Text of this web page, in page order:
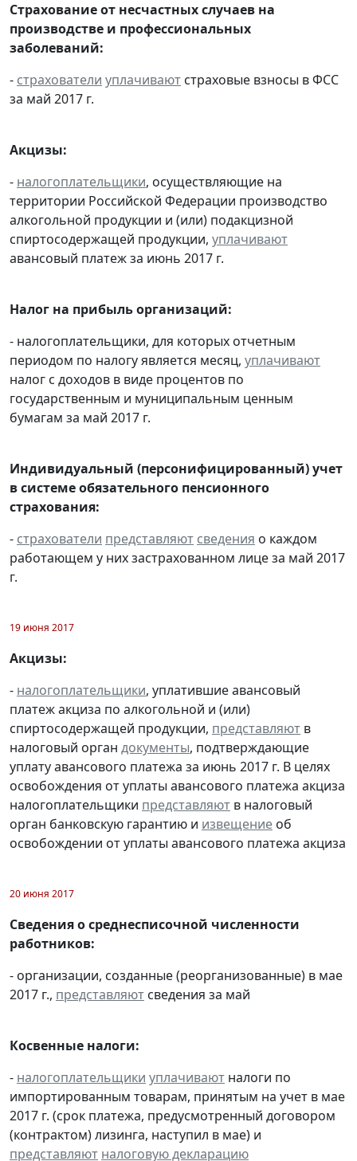
Страхование от несчастных случаев на
производстве и профессиональных
заболеваний:
- страхователи уплачивают страховые взносы в ФСС
за май 2017 г.
Акцизы:
- налогоплательщики, осуществляющие на
территории Российской Федерации производство
алкогольной продукции и (или) подакцизной
спиртосодержащей продукции, уплачивают
авансовый платеж за июнь 2017 г.
Налог на прибыль организаций:
- налогоплательщики, для которых отчетным
периодом по налогу является месяц, уплачивают
налог с доходов в виде процентов по
государственным и муниципальным ценным
бумагам за май 2017 г.
Индивидуальный (персонифицированный) учет
в системе обязательного пенсионного
страхования:
- страхователи представляют сведения о каждом
работающем у них застрахованном лице за май 2017
г.
19 июня 2017
Акцизы:
- налогоплательщики, уплатившие авансовый
платеж акциза по алкогольной и (или)
спиртосодержащей продукции, представляют в
налоговый орган документы, подтверждающие
уплату авансового платежа за июнь 2017 г. В целях
освобождения от уплаты авансового платежа акциза
налогоплательщики представляют в налоговый
орган банковскую гарантию и извещение об
освобождении от уплаты авансового платежа акциза
20 июня 2017
Сведения о среднесписочной численности
работников:
- организации, созданные (реорганизованные) в мае
2017 г., представляют сведения за май
Косвенные налоги:
- налогоплательщики уплачивают налоги по
импортированным товарам, принятым на учет в мае
2017 г. (срок платежа, предусмотренный договором
(контрактом) лизинга, наступил в мае) и
представляют налоговую декларацию